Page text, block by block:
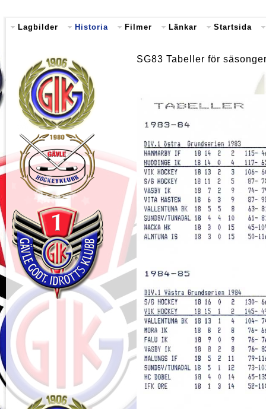
Lagbilder Historia Filmer Länkar Startsida
SG83 Tabeller för